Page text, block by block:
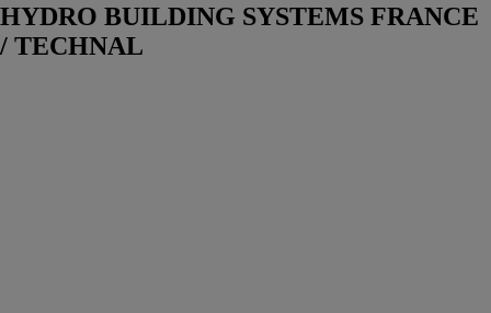
HYDRO BUILDING SYSTEMS FRANCE
/ TECHNAL